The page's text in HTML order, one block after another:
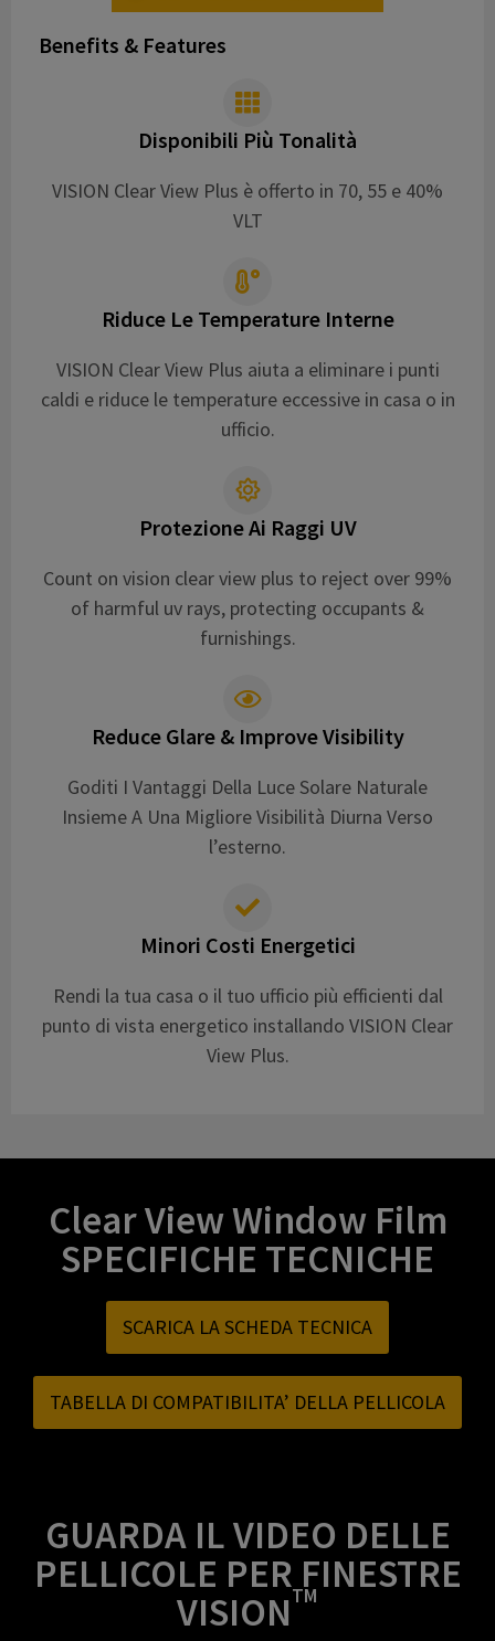
Benefits & Features
Disponibili Più Tonalità
VISION Clear View Plus è offerto in 70, 55 e 40%
VLT
Riduce Le Temperature Interne
VISION Clear View Plus aiuta a eliminare i punti
caldi e riduce le temperature eccessive in casa o in
ufficio.
Protezione Ai Raggi UV
Count on vision clear view plus to reject over 99%
of harmful uv rays, protecting occupants &
furnishings.
Reduce Glare & Improve Visibility
Goditi I Vantaggi Della Luce Solare Naturale
Insieme A Una Migliore Visibilità Diurna Verso
l’esterno.
Minori Costi Energetici
Rendi la tua casa o il tuo ufficio più efficienti dal
punto di vista energetico installando VISION Clear
View Plus.
Clear View Window Film
SPECIFICHE TECNICHE
SCARICA LA SCHEDA TECNICA
TABELLA DI COMPATIBILITA’ DELLA PELLICOLA
GUARDA IL VIDEO DELLE
PELLICOLE PER FINESTRE
VISIONTM